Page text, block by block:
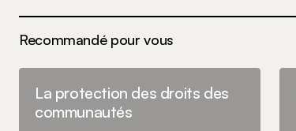
Commenter
Recommandé pour vous
La protection des droits des
communautés